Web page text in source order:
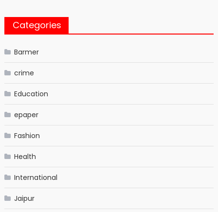
Categories
Barmer
crime
Education
epaper
Fashion
Health
International
Jaipur